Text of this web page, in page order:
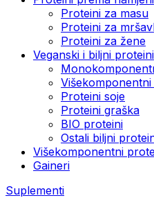
Proteini za masu
Proteini za
Proteini za žene
Veganski i biljni proteini
Proteini soje
Proteini graška
BIO proteini
Ostali biljni
Višekomponentni
Gaineri
Suplementi